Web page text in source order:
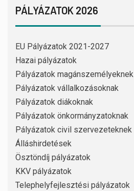
PÁLYÁZATOK 2026
EU Pályázatok 2021-2027
Hazai pályázatok
Pályázatok magánszemélyeknek
Pályázatok vállalkozásoknak
Pályázatok diákoknak
Pályázatok önkormányzatoknak
Pályázatok civil szervezeteknek
Álláshirdetések
Ösztöndíj pályázatok
KKV pályázatok
Telephelyfejlesztési pályázatok